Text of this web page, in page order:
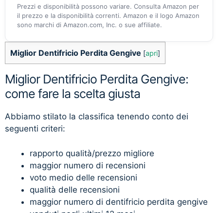
Prezzi e disponibilità possono variare. Consulta Amazon per
il prezzo e la disponibilità correnti. Amazon e il logo Amazon
sono marchi di Amazon.com, Inc. o sue affiliate.
Miglior Dentifricio Perdita Gengive [apri]
Miglior Dentifricio Perdita Gengive:
come fare la scelta giusta
Abbiamo stilato la classifica tenendo conto dei
seguenti criteri:
rapporto qualità/prezzo migliore
maggior numero di recensioni
voto medio delle recensioni
qualità delle recensioni
maggior numero di dentifricio perdita gengive